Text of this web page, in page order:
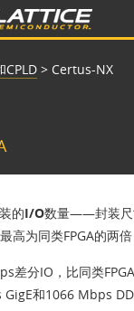
CPLD > Certus-NX
的I/O数量——封装尺
高为同类FPGA的两倍
分IO，比同类
和1066 Mbps